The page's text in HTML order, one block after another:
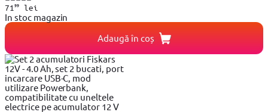
71 99lei
In stoc magazin
Adaugă în coș